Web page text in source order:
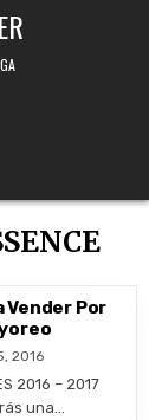
Vender Por
2016
2016 – 2017
una…